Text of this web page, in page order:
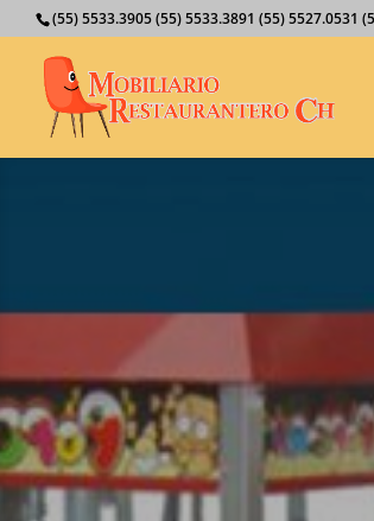
(55) 5533.3905 (55) 5533.3891 (55) 5527.0531